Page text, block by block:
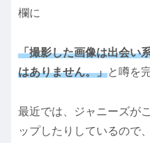
欄に
「撮影した画像は出会い
はありません。」と噂を
最近では、ジャニーズが
ップしたりしているので